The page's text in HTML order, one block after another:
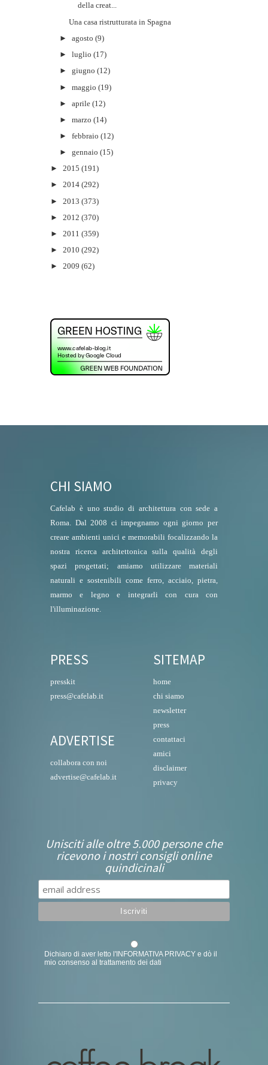
della creat...
Una casa ristrutturata in Spagna
►agosto (9)
►luglio (17)
►giugno (12)
►maggio (19)
►aprile (12)
►marzo (14)
►febbraio (12)
►gennaio (15)
► 2015 (191)
► 2014 (292)
► 2013 (373)
► 2012 (370)
► 2011 (359)
► 2010 (292)
► 2009 (62)
CHI SIAMO
Cafelab è uno studio di architettura con sede a
Roma. Dal 2008 ci impegnamo ogni giorno per
creare ambienti unici e memorabili focalizzando la
nostra ricerca architettonica sulla qualità degli
spazi progettati; amiamo utilizzare materiali
naturali e sostenibili come ferro, acciaio, pietra,
marmo e legno e integrarli con cura con
l'illuminazione.
PRESS
presskit
press@cafelab.it
ADVERTISE
collabora con noi
advertise@cafelab.it
SITEMAP
home
chi siamo
newsletter
press
contattaci
amici
disclaimer
privacy
Unisciti alle oltre 5.000 persone che
ricevono i nostri consigli online
quindicinali
Dichiaro di aver letto l' INFORMATIVA PRIVACY e dò il
mio consenso al trattamento dei dati